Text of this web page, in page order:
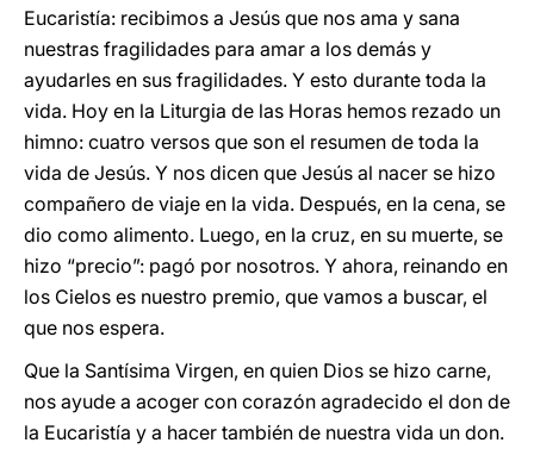
Eucaristía: recibimos a Jesús que nos ama y sana
nuestras fragilidades para amar a los demás y
ayudarles en sus fragilidades. Y esto durante toda la
vida. Hoy en la Liturgia de las Horas hemos rezado un
himno: cuatro versos que son el resumen de toda la
vida de Jesús. Y nos dicen que Jesús al nacer se hizo
compañero de viaje en la vida. Después, en la cena, se
dio como alimento. Luego, en la cruz, en su muerte, se
hizo “precio”: pagó por nosotros. Y ahora, reinando en
los Cielos es nuestro premio, que vamos a buscar, el
que nos espera.
Que la Santísima Virgen, en quien Dios se hizo carne,
nos ayude a acoger con corazón agradecido el don de
la Eucaristía y a hacer también de nuestra vida un don.